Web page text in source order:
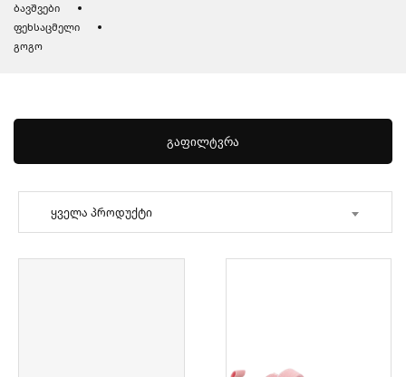
ბავშვები
ფეხსაცმელი
გოგო
გაფილტვრა
ყველა პროდუქტი